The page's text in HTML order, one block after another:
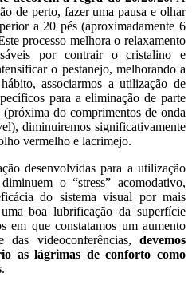
de perto, fazer uma pausa e olhar
a 20 pés (aproximadamente 6
processo melhora o relaxamento
por contrair o cristalino e
o pestanejo, melhorando a
associarmos a utilização de
para a eliminação de parte
do comprimentos de onda
diminuiremos significativamente
vermelho e lacrimejo.
desenvolvidas para a utilização
o “stress” acomodativo,
do sistema visual por mais
boa lubrificação da superfície
em que constatamos um aumento
das videoconferências, devemos
as lágrimas de conforto como
.